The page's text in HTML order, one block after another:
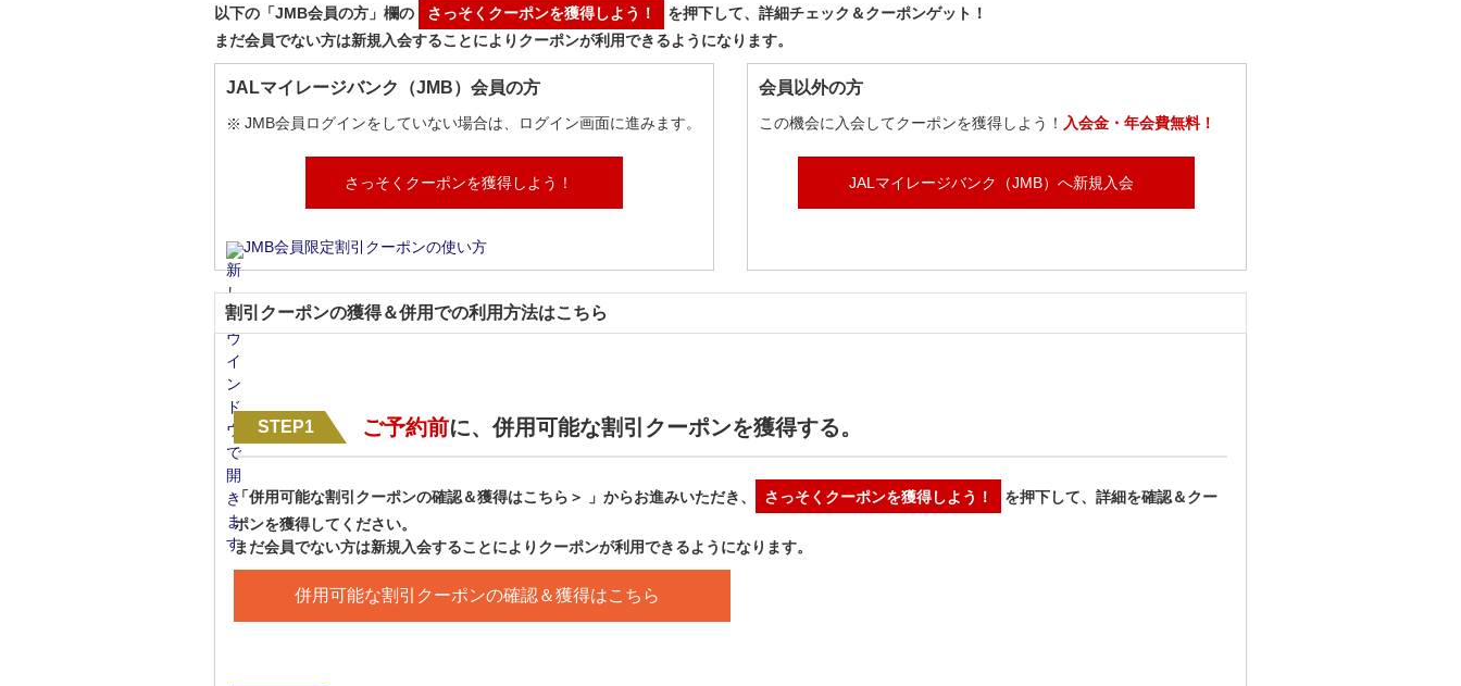
以下の「JMB会員の方」欄の さっそくクーポンを獲得しよう！
を押下して、詳細チェック＆クーポンゲット！
まだ会員でない方は新規入会することによりクーポンが利用できるようになります。
JALマイレージバンク（JMB）会員の方
JMB会員ログインをしていない場合は、ログイン画面に進みます。
さっそくクーポンを獲得しよう！
JMB会員限定割引クーポンの使い方
会員以外の方
この機会に入会してクーポンを獲得しよう！ 入会金・年会費無料！
JALマイレージバンク（JMB）へ新規入会
割引クーポンの獲得＆併用での利用方法はこちら
STEP1 ご予約前に、併用可能な割引クーポンを獲得する。
「併用可能な割引クーポンの確認＆獲得はこちら＞ 」からお進みいただき、 さっそくクーポンを獲得しよう！
を押下して、詳細を確認＆クー
ポンを獲得してください。
まだ会員でない方は新規入会することによりクーポンが利用できるようになります。
併用可能な割引クーポンの確認＆獲得はこちら